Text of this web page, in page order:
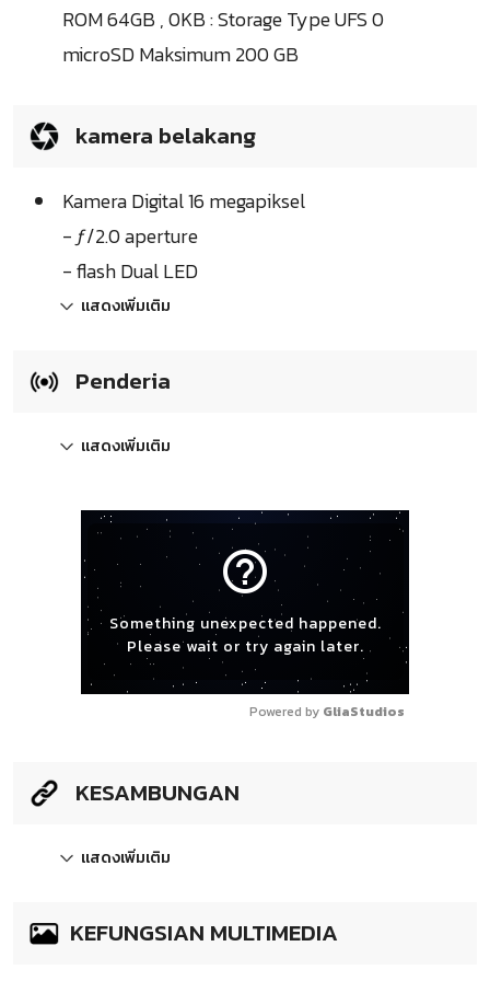
ROM 64GB , 0KB : Storage Type UFS 0
microSD Maksimum 200 GB
kamera belakang
Kamera Digital 16 megapiksel
- ƒ/2.0 aperture
- flash Dual LED
แสดงเพิ่มเติม
Penderia
แสดงเพิ่มเติม
help_outline
Something unexpected happened.
Please wait or try again later.
Powered by GliaStudios
KESAMBUNGAN
แสดงเพิ่มเติม
KEFUNGSIAN MULTIMEDIA